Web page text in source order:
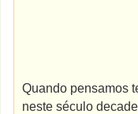
Quando pensamos
neste século